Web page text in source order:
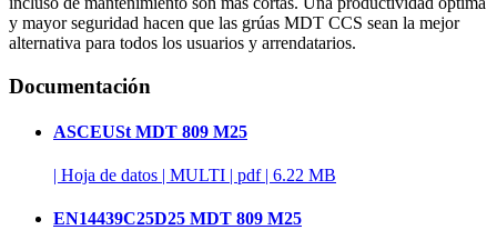
y mayor seguridad hacen que las grúas MDT CCS sean la mejor
alternativa para todos los usuarios y arrendatarios.
Documentación
ASCEUSt MDT 809 M25
| Hoja de datos | MULTI | pdf | 6.22 MB
EN14439C25D25 MDT 809 M25